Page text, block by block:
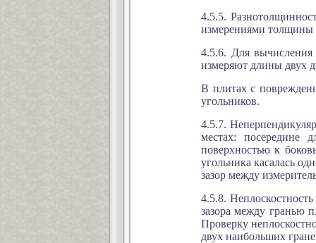
4.5.5.
измерениями
4.5.6. Для
измеряют длины двух
В плитах с
угольников.
4.5.7.
местах:
поверхностью к
угольника касалась
зазор между
4.5.8.
зазора между гранью
Проверку
двух наибольших